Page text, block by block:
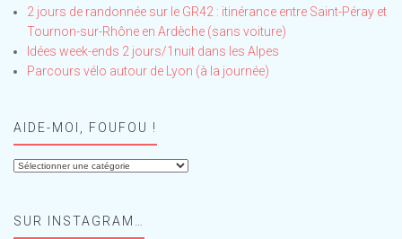
2 jours de randonnée sur le GR42 : itinérance entre Saint-Péray et
Tournon-sur-Rhône en Ardèche (sans voiture)
Idées week-ends 2 jours/1nuit dans les Alpes
Parcours vélo autour de Lyon (à la journée)
AIDE-MOI, FOUFOU !
Aide-
!SUR INSTAGRAM…